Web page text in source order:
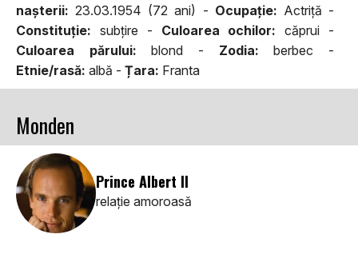
naşterii: 23.03.1954 (72 ani) - Ocupaţie: Actriță -
Constituţie: subţire - Culoarea ochilor: căprui -
Culoarea părului: blond - Zodia: berbec -
Etnie/rasă: albă - Țara: Franta
Monden
Prince Albert II
relaţie amoroasă